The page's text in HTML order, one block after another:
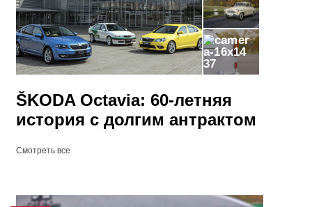
37
ŠKODA Octavia: 60-летняя
история с долгим антрактом
Смотреть все